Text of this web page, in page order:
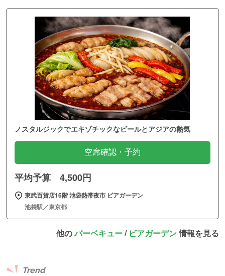
ノスタルジックでエキゾチックなビールとアジアの熱気
空席確認・予約
平均予算 4,500円
東武百貨店16階 池袋熱帯夜市 ビアガーデン
池袋駅／東京都
他のバーベキュー/ ビアガーデン情報を見る
Trend